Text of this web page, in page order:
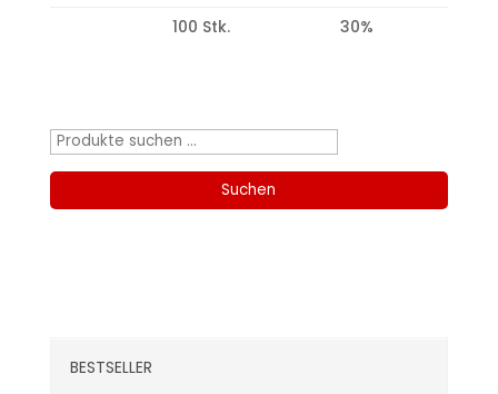
100 Stk.
30%
Suchen
Suchen
BESTSELLER